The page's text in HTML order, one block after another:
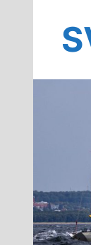
innehåll